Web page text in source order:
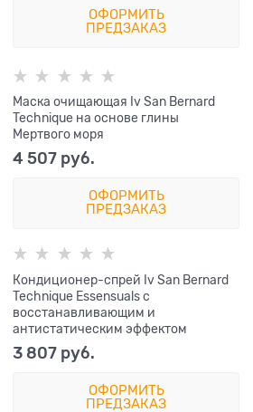
ОФОРМИТЬ
ПРЕДЗАКАЗ
Маска очищающая Iv San Bernard
Technique на основе глины
Мертвого моря
4 507 руб.
ОФОРМИТЬ
ПРЕДЗАКАЗ
Кондиционер-спрей Iv San Bernard
Technique Essensuals с
восстанавливающим и
антистатическим эффектом
3 807 руб.
ОФОРМИТЬ
ПРЕДЗАКАЗ